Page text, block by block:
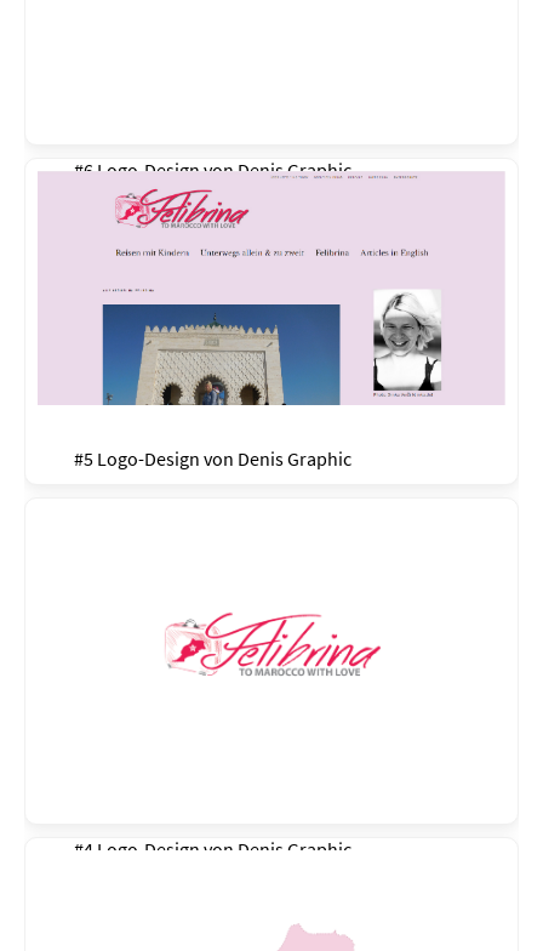
#6 Logo-Design vonDenis Graphic
#5 Logo-Design von Denis Graphic
#4 Logo-Design von Denis Graphic